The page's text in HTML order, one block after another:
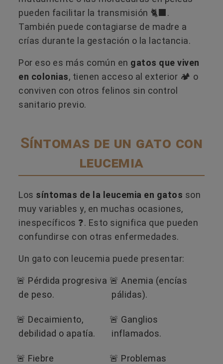
pueden facilitar la transmisión 🐈‍⬛​.
También puede contagiarse de madre a
crías durante la gestación o la lactancia.
Por eso es más común en gatos que viven
en colonias, tienen acceso al exterior 🏕️​ o
conviven con otros felinos sin control
sanitario previo.
Síntomas de un gato con
leucemia
Los síntomas de la leucemia en gatos son
muy variables y, en muchas ocasiones,
inespecíficos ❓. Esto significa que pueden
confundirse con otras enfermedades.
Un gato con leucemia puede presentar:
🚨 Pérdida progresiva
de peso.
🚨 Decaimiento,
debilidad o apatía.
🚨 Fiebre
🚨 Anemia (encías
pálidas).
🚨 Ganglios
inflamados.
🚨 Problemas